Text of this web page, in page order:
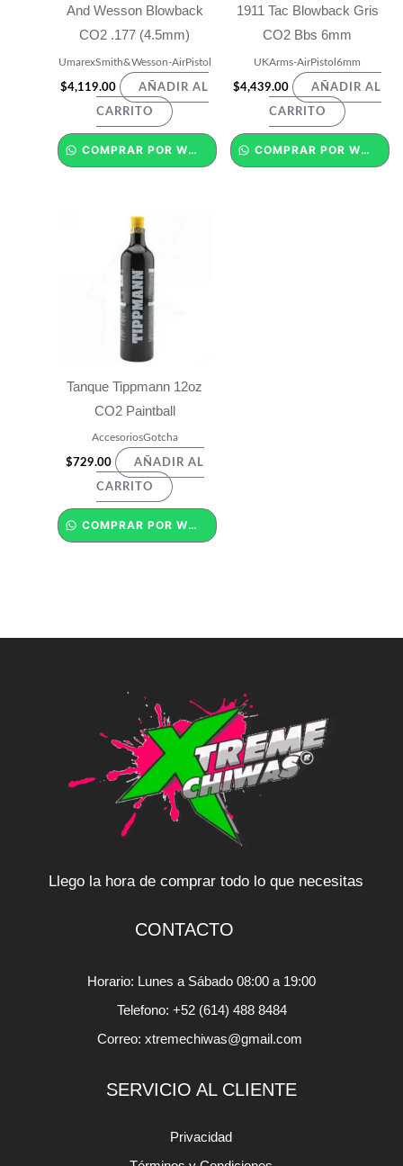
And Wesson Blowback
CO2 .177 (4.5mm)
UmarexSmith&Wesson-AirPistol
$4,119.00 AÑADIR AL
CARRITO
COMPRAR POR WHATSAPP
1911 Tac Blowback Gris
CO2 Bbs 6mm
UKArms-AirPistol6mm
$4,439.00 AÑADIR AL
CARRITO
COMPRAR POR WHATSAPP
Tanque Tippmann 12oz
CO2 Paintball
AccesoriosGotcha
$729.00 AÑADIR AL
CARRITO
COMPRAR POR WHATSAPP
Llego la hora de comprar todo lo que necesitas
CONTACTO
Horario: Lunes a Sábado 08:00 a 19:00
Telefono: +52 (614) 488 8484
Correo: xtremechiwas@gmail.com
SERVICIO AL CLIENTE
Privacidad